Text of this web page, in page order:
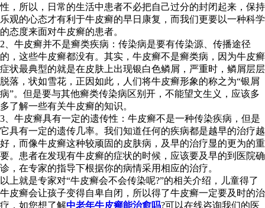
性，所以，日常的生活中患者不必把自己过分的封闭起来，保持
乐观的心态才有利于牛皮癣的早日康复，而我们更要以一种科学
的态度来面对牛皮癣的患者。
2、牛皮癣并不是癣类疾病：传染病是要有传染源、传播途径
的，这些牛皮癣都没有。其实，牛皮癣不是癣类病，因为牛皮癣
症状最典型的就是在皮肤上出现银白色鳞屑，严重时，鳞屑层层
脱落，状如雪花，正因如此，人们将牛皮癣形象的称之为“银屑
病”。但是要与其他癣类传染病区别开，不能望文生义，应该多
多了解一些有关牛皮癣的知识。
3、牛皮癣具有一定的遗传性：牛皮癣不是一种传染疾病，但是
它具有一定的遗传几率。我们知道任何的疾病都是越早的治疗越
好，而像牛皮癣这种较顽固的皮肤病，及早的治疗显的更为的重
要。患者在发现有牛皮癣的症状的时候，应该要及早的到医院确
诊，在专家的指导下根据你的病情采用相应的治疗。
以上就是专家对“牛皮癣会不会传染呢?”的相关介绍，儿童得了
牛皮癣会让孩子变得自卑自闭，所以得了牛皮癣一定要及时的治
疗，如您想了解中老年牛皮癣能治愈吗?可以在线咨询我们的医